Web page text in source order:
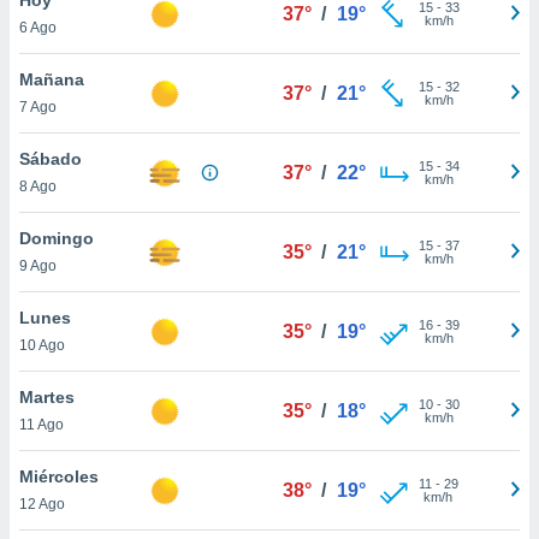
en
más
nuestra
de
cookies
aceptar
6 Ago
37° / 19° 15- 33
km/h
Mañana
7 Ago
37° / 21° 15- 32
km/h
Sábado
8 Ago
37° / 22° 15- 34
km/h
Domingo
9 Ago
35° / 21° 15- 37
km/h
Lunes
10 Ago
35° / 19° 16- 39
km/h
Martes
11 Ago
35° / 18° 10- 30
km/h
Miércoles
12 Ago
38° / 19° 11 - 29
km/h